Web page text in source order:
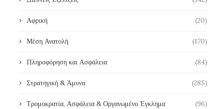
Αφρική (20)
Μέση Ανατολή (170)
Πληροφόρηση και Ασφάλεια (84)
Στρατηγική & Άμυνα (285)
Τρομοκρατία, Ασφάλεια & Οργανωμένο Έγκλημα (96)